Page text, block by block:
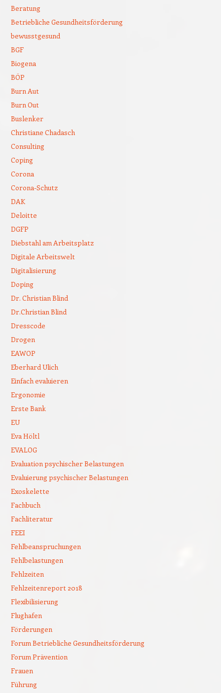
Beratung
Betriebliche Gesundheitsförderung
bewusstgesund
BGF
Biogena
BÖP
Burn Aut
Burn Out
Buslenker
Christiane Chadasch
Consulting
Coping
Corona
Corona-Schutz
DAK
Deloitte
DGFP
Diebstahl am Arbeitsplatz
Digitale Arbeitswelt
Digitalisierung
Doping
Dr. Christian Blind
Dr.Christian Blind
Dresscode
Drogen
EAWOP
Eberhard Ulich
Einfach evaluieren
Ergonomie
Erste Bank
EU
Eva Höltl
EVALOG
Evaluation psychischer Belastungen
Evaluierung psychischer Belastungen
Exoskelette
Fachbuch
Fachliteratur
FEEI
Fehlbeanspruchungen
Fehlbelastungen
Fehlzeiten
Fehlzeitenreport 2018
Flexibilisierung
Flughafen
Förderungen
Forum Betriebliche Gesundheitsförderung
Forum Prävention
Frauen
Führung